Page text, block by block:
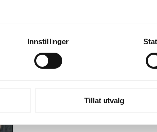
Innstillinger
Tillat utvalg